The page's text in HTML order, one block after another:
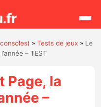
Rechercher
»Tests de jeux » Le
– TEST
Page, la
–